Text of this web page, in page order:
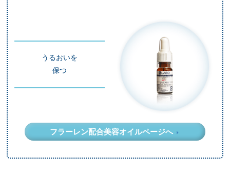
うるおいを
保つ
フラーレン配合美容オイルページへ